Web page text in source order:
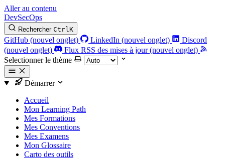
Aller au contenu
DevSecOps
Rechercher CtrlK
GitHub (nouvel onglet) LinkedIn (nouvel onglet)
Discord
(nouvel onglet)
Flux RSS des mises à jour (nouvel onglet)
Selectionner le thème
Démarrer
Accueil
Mon Learning Path
Mes Formations
Mes Conventions
Mes Examens
Mon Glossaire
Carto des outils